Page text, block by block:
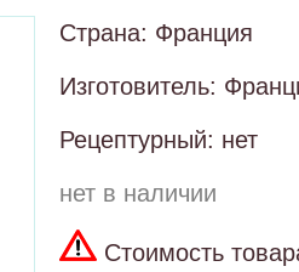
Страна: Франция
Изготовитель:
Рецептурный: нет
нет в наличии
Стоимость